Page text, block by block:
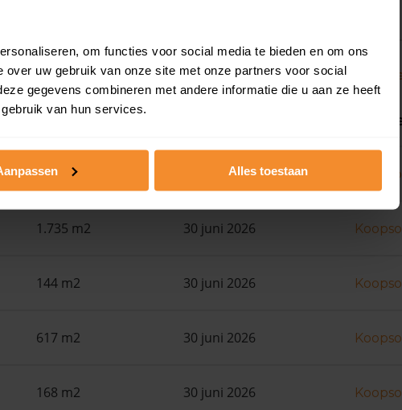
om functies voor social media te bieden en om ons
uw gebruik van onze site met onze partners voor social
gegevens combineren met andere informatie die u aan ze heeft
van hun services.
Alles toestaan
Andere
1.662 m2 30 juni 2026
1.735 m2 30 juni 2026
144 m2 30 juni 2026
617 m2 30 juni 2026
168 m2 30 juni 2026